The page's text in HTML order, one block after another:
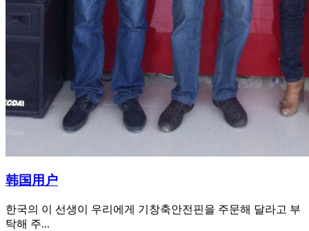
韩国用户
한국의 이 선생이 우리에게 기창축안전핀을 주문해 달라고 부
탁해 주...